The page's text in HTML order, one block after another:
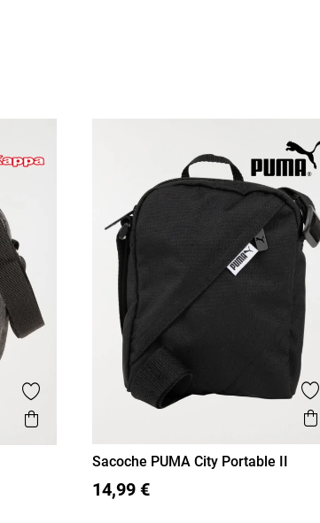
Ajouter aux favoris
Aperçu rapide
T U
Sacoche PUMA City Portable II
14,99 €